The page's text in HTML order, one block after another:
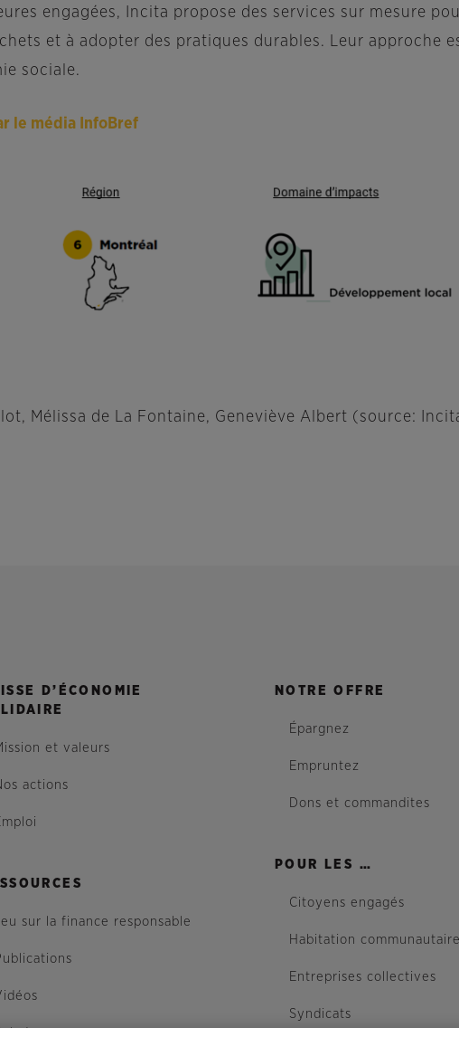
engagées, Incita propose des services sur mesure
et à adopter des pratiques durables. Leur approche
sociale.
le média InfoBref
Mélissa de La Fontaine, Geneviève Albert (source:
D’ÉCONOMIE
et valeurs
actions
sur la finance responsable
NOTRE OFFRE
Épargnez
Empruntez
Dons et commandites
POUR LES …
Citoyens engagés
Habitation communautaire
Entreprises collectives
Syndicats